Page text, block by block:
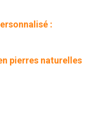
:
pierres naturelles